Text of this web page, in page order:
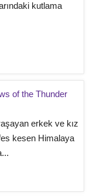
kutlama
of the Thunder
erkek ve kız
kesen Himalaya